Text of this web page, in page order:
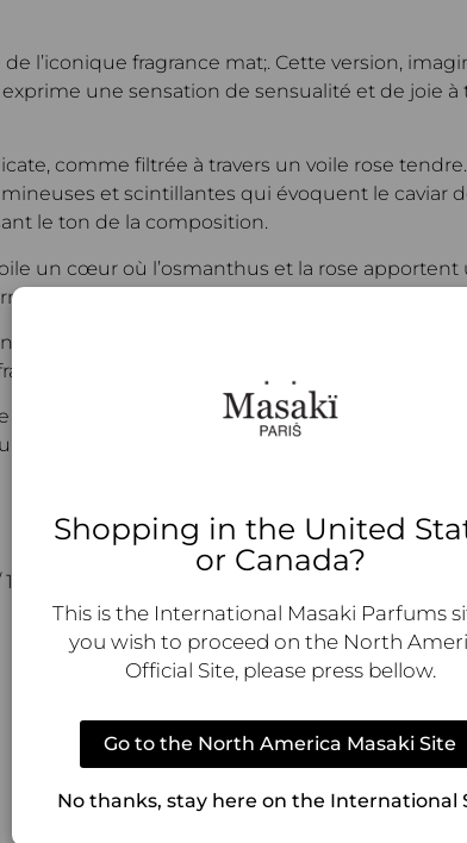
l’iconique fragrance mat;. Cette version,
une sensation de sensualité et de joie
comme filtrée à travers un voile rose
et scintillantes qui évoquent le caviar
le ton de la composition.
un cœur où l’osmanthus et la rose
et réconfortant.
et structurantes de bois de roseau et de
une touche finale d’élégance et de
qui célèbre la féminité et la joie, à travers un
signature évoquant à la fois bonheur et
oz | 10ml / 0.3 oz | 1ml / 0.03 oz
Aussi par
Shopping in the United
or Canada?
This is the International Masaki Parfums
you wish to proceed on the North
Official Site, please press bellow.
Go to the North America Masaki Site
No thanks, stay here on the International